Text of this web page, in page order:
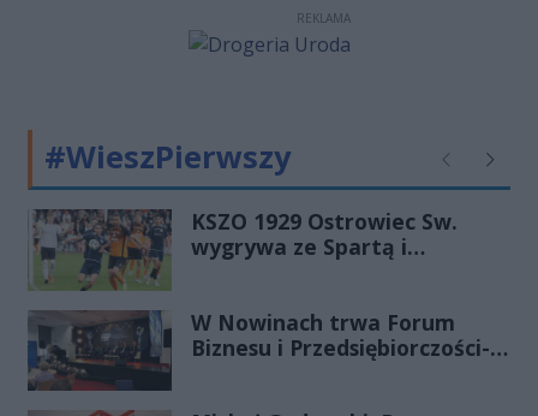
obowiązujących w lesie i na łące.
Zaledwie drobiazg może być
REKLAMA
#WieszPierwszy Poprzednie
KSZO 1929 Ostrowiec Sw.
wygrywa ze Spartą i
W Nowinach trwa Forum
Biznesu i Przedsiębiorczości-